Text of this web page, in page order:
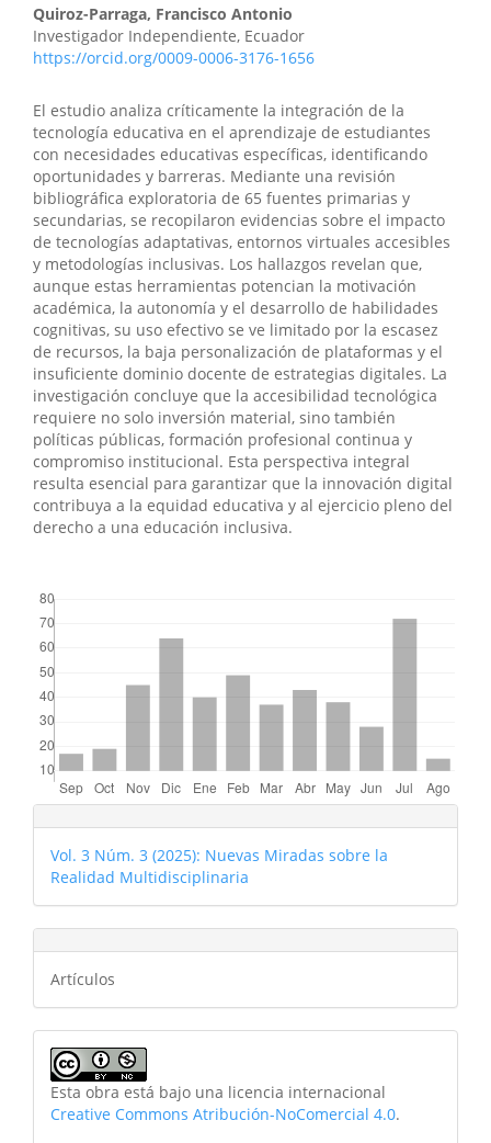
Quiroz-Parraga, Francisco Antonio
Investigador Independiente, Ecuador
https://orcid.org/0009-0006-3176-1656
El estudio analiza críticamente la integración de la
tecnología educativa en el aprendizaje de estudiantes
con necesidades educativas específicas, identificando
oportunidades y barreras. Mediante una revisión
bibliográfica exploratoria de 65 fuentes primarias y
secundarias, se recopilaron evidencias sobre el impacto
de tecnologías adaptativas, entornos virtuales accesibles
y metodologías inclusivas. Los hallazgos revelan que,
aunque estas herramientas potencian la motivación
académica, la autonomía y el desarrollo de habilidades
cognitivas, su uso efectivo se ve limitado por la escasez
de recursos, la baja personalización de plataformas y el
insuficiente dominio docente de estrategias digitales. La
investigación concluye que la accesibilidad tecnológica
requiere no solo inversión material, sino también
políticas públicas, formación profesional continua y
compromiso institucional. Esta perspectiva integral
resulta esencial para garantizar que la innovación digital
contribuya a la equidad educativa y al ejercicio pleno del
derecho a una educación inclusiva.
Vol. 3 Núm. 3 (2025): Nuevas Miradas sobre la
Realidad Multidisciplinaria
Artículos
Esta obra está bajo una licencia internacional
Creative Commons Atribución-NoComercial 4.0.